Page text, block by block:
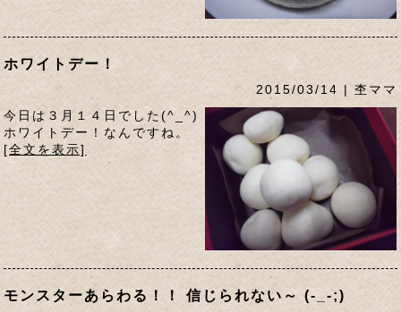
ホワイトデー！
2015/03/14 | 杢ママ
今日は３月１４日でした(^_^)
ホワイトデー！なんですね。
[全文を表示]
モンスターあらわる！！ 信じられない～ (-_-;)